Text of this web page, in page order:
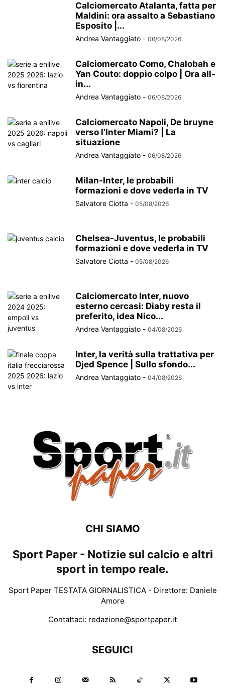
Calciomercato Atalanta, fatta per
Maldini: ora assalto a Sebastiano
Esposito |...
Andrea Vantaggiato - 06/08/2026
Calciomercato Como, Chalobah e
Yan Couto: doppio colpo | Ora all-
in...
Andrea Vantaggiato - 06/08/2026
Calciomercato Napoli, De bruyne
verso l’Inter Miami? | La
situazione
Andrea Vantaggiato - 06/08/2026
Milan-Inter, le probabili
formazioni e dove vederla in TV
Salvatore Ciotta - 05/08/2026
Chelsea-Juventus, le probabili
formazioni e dove vederla in TV
Salvatore Ciotta - 05/08/2026
Calciomercato Inter, nuovo
esterno cercasi: Diaby resta il
preferito, idea Nico...
Andrea Vantaggiato - 04/08/2026
Inter, la verità sulla trattativa per
Djed Spence | Sullo sfondo...
Andrea Vantaggiato - 04/08/2026
CHI SIAMO
Sport Paper - Notizie sul calcio e altri
sport in tempo reale.
Sport Paper TESTATA GIORNALISTICA - Direttore: Daniele
Amore
Contattaci: redazione@sportpaper.it
SEGUICI